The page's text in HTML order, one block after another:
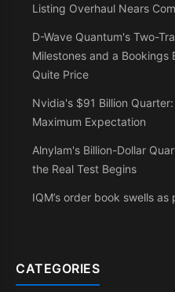
Listing Overhaul Nears
D-Wave Quantum's Two-
Milestones and a Bookings
Quite Price
Nvidia's $91 Billion
Maximum Expectation
Alnylam's Billion-Dollar
the Real Test Begins
IQM’s order book swells
CATEGORIES